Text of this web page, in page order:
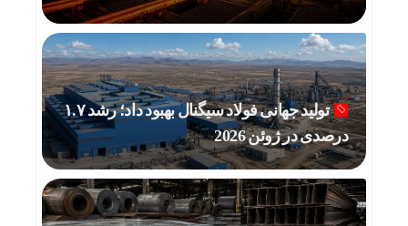
تولید جهانی فولاد سیگنال بهبود داد؛ رشد ۱.۷
درصدی در ژوئن 2026